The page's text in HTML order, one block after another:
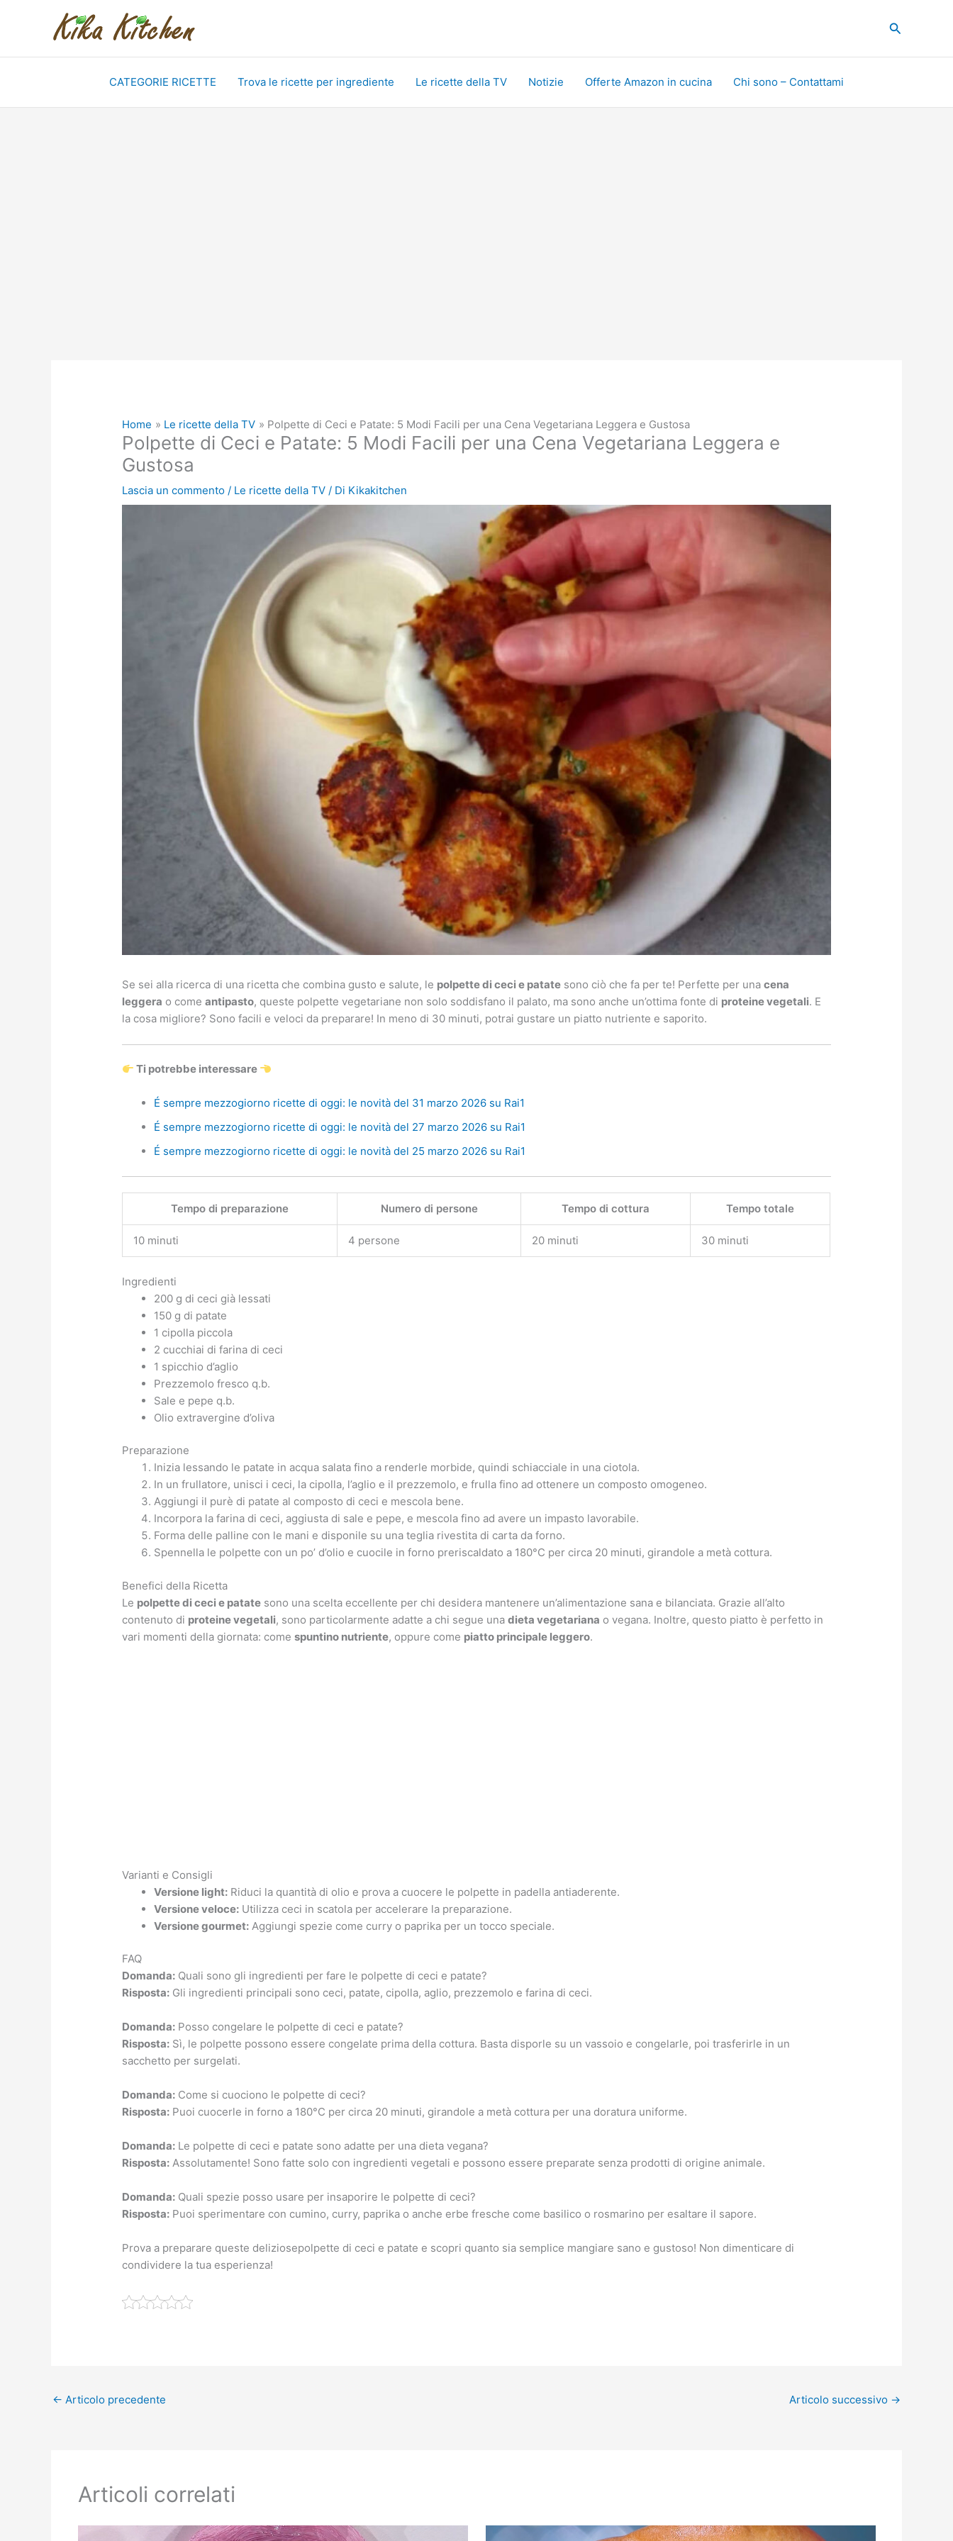
Cerca
CATEGORIE RICETTE Trova le ricette per ingrediente Le ricette della TV Notizie Offerte Amazon in cucina Chi sono – Contattami
Home Le ricette della TV Polpette di Ceci e Patate: 5 Modi Facili per una Cena Vegetariana Leggera e Gustosa
Polpette di Ceci e Patate: 5 Modi Facili per una Cena Vegetariana Leggera e
Gustosa
Lascia un commento / Le ricette della TV / Di Kikakitchen
Se sei alla ricerca di una ricetta che combina gusto e salute, le polpette di ceci e patate sono ciò che fa per te! Perfette per unacena
leggera o comeantipasto, queste polpette vegetariane non solo soddisfano il palato, ma sono anche un’ottima fonte di proteine vegetali. E
la cosa migliore? Sono facili e veloci da preparare! In meno di 30 minuti, potrai gustare un piatto nutriente e saporito.
Ti potrebbe interessare
É sempre mezzogiorno ricette di oggi: le novità del 31 marzo 2026 su Rai1
É sempre mezzogiorno ricette di oggi: le novità del 27 marzo 2026 su Rai1
É sempre mezzogiorno ricette di oggi: le novità del 25 marzo 2026 su Rai1
Tempo di preparazione Numero di persone Tempo di cottura Tempo totale
10 minuti 4 persone 20 minuti 30 minuti
Ingredienti
200 g di ceci già lessati
150 g di patate
1 cipolla piccola
2 cucchiai di farina di ceci
1 spicchio d’aglio
Prezzemolo fresco q.b.
Sale e pepe q.b.
Olio extravergine d’oliva
Preparazione
Inizia lessando le patate in acqua salata fino a renderle morbide, quindi schiacciale in una ciotola.
In un frullatore, unisci i ceci, la cipolla, l’aglio e il prezzemolo, e frulla fino ad ottenere un composto omogeneo.
Aggiungi il purè di patate al composto di ceci e mescola bene.
Incorpora la farina di ceci, aggiusta di sale e pepe, e mescola fino ad avere un impasto lavorabile.
Forma delle palline con le mani e disponile su una teglia rivestita di carta da forno.
Spennella le polpette con un po’ d’olio e cuocile in forno preriscaldato a 180°C per circa 20 minuti, girandole a metà cottura.
Benefici della Ricetta
Le polpette di ceci e patate sono una scelta eccellente per chi desidera mantenere un’alimentazione sana e bilanciata. Grazie all’alto
contenuto di proteine vegetali, sono particolarmente adatte a chi segue unadieta vegetariana o vegana. Inoltre, questo piatto è perfetto in
vari momenti della giornata: comespuntino nutriente, oppure come piatto principale leggero.
Varianti e Consigli
Versione light: Riduci la quantità di olio e prova a cuocere le polpette in padella antiaderente.
Versione veloce: Utilizza ceci in scatola per accelerare la preparazione.
Versione gourmet: Aggiungi spezie come curry o paprika per un tocco speciale.
FAQ
Domanda: Quali sono gli ingredienti per fare le polpette di ceci e patate?
Risposta: Gli ingredienti principali sono ceci, patate, cipolla, aglio, prezzemolo e farina di ceci.
Domanda: Posso congelare le polpette di ceci e patate?
Risposta: Sì, le polpette possono essere congelate prima della cottura. Basta disporle su un vassoio e congelarle, poi trasferirle in un
sacchetto per surgelati.
Domanda: Come si cuociono le polpette di ceci?
Risposta: Puoi cuocerle in forno a 180°C per circa 20 minuti, girandole a metà cottura per una doratura uniforme.
Domanda: Le polpette di ceci e patate sono adatte per una dieta vegana?
Risposta: Assolutamente! Sono fatte solo con ingredienti vegetali e possono essere preparate senza prodotti di origine animale.
Domanda: Quali spezie posso usare per insaporire le polpette di ceci?
Risposta: Puoi sperimentare con cumino, curry, paprika o anche erbe fresche come basilico o rosmarino per esaltare il sapore.
Prova a preparare queste deliziosepolpette di ceci e patate e scopri quanto sia semplice mangiare sano e gustoso! Non dimenticare di
condividere la tua esperienza!
← Articolo precedente Articolo successivo →
Articoli correlati